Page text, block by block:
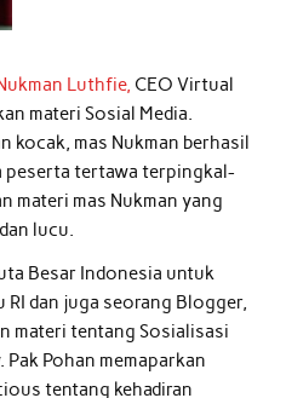
Luthfie, CEO Virtual
materi Sosial Media.
kocak, mas Nukman berhasil
peserta tertawa terpingkal-
materi mas Nukman yang
lucu.
Besar Indonesia untuk
RI dan juga seorang Blogger,
materi tentang Sosialisasi
Pohan memaparkan
tentang kehadiran